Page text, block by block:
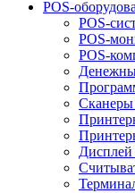
POS-
POS-
POS-
POS-
Сканеры
Дисплей